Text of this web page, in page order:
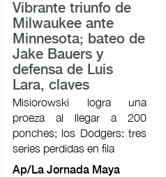
Vibrante triunfo de
Milwaukee ante
Minnesota; bateo de
Jake Bauers y
defensa de Luis
Lara, claves
Misiorowski logra una
proeza al llegar a 200
ponches; los Dodgers: tres
series perdidas en fila
Ap/La Jornada Maya